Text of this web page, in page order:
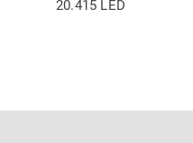
20.415 LED